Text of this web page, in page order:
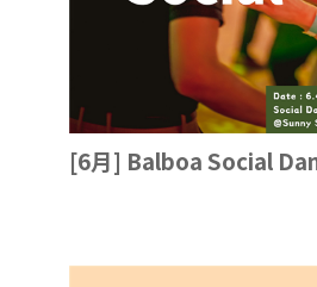
[6月] Balboa Social